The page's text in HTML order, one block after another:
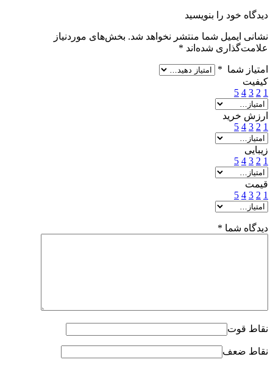
دیدگاه خود را بنویسید
نشانی ایمیل شما منتشر نخواهد شد. بخش‌های موردنیاز
علامت‌گذاری شده‌اند *
امتیاز شما *
کیفیت
1
2
3
4
5
ارزش خرید
1
2
3
4
5
زیبایی
1
2
3
4
5
قیمت
1
2
3
4
5
دیدگاه شما *
نقاط قوت
نقاط ضعف